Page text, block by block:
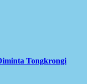
Tongkrongi